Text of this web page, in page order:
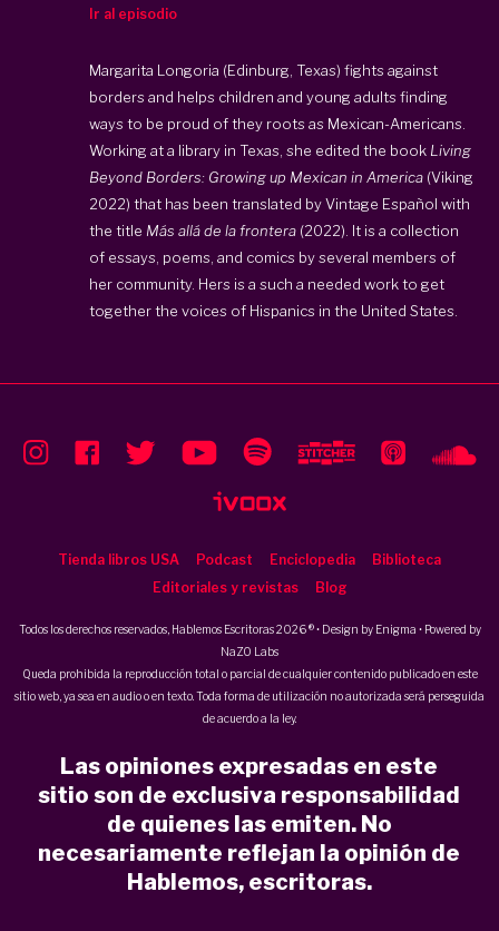
Ir al episodio
Margarita Longoria (Edinburg, Texas) fights against
borders and helps children and young adults finding
ways to be proud of they roots as Mexican-Americans.
Working at a library in Texas, she edited the book Living
Beyond Borders: Growing up Mexican in America (Viking
2022) that has been translated by Vintage Español with
the title Más allá de la frontera (2022). It is a collection
of essays, poems, and comics by several members of
her community. Hers is a such a needed work to get
together the voices of Hispanics in the United States.
Tienda libros USA Podcast Enciclopedia
Biblioteca
Editoriales y revistas
Blog
Todos los derechos reservados, Hablemos Escritoras 2026 ® • Design by Enigma • Powered by
NaZO Labs
Queda prohibida la reproducción total o parcial de cualquier contenido publicado en este
sitio web, ya sea en audio o en texto. Toda forma de utilización no autorizada será perseguida
de acuerdo a la ley.
Las opiniones expresadas en este
sitio son de exclusiva responsabilidad
de quienes las emiten. No
necesariamente reflejan la opinión de
Hablemos, escritoras.